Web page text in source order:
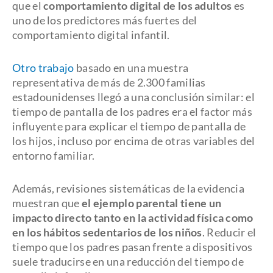
que elcomportamiento digital de los adultoses
uno de los predictores más fuertes del
comportamiento digital infantil.
Otro trabajo basado en una muestra
representativa de más de 2.300 familias
estadounidenses llegó a una conclusión similar: el
tiempo de pantalla de los padres era el factor más
influyente para explicar el tiempo de pantalla de
los hijos, incluso por encima de otras variables del
entorno familiar.
Además, revisiones sistemáticas de la evidencia
muestran queel ejemplo parental tiene un
impacto directo tanto en la actividad física como
en los hábitos sedentarios de los niños. Reducir el
tiempo que los padres pasan frente a dispositivos
suele traducirse en una reducción del tiempo de